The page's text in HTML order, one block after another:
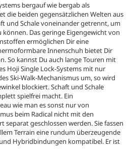
bergauf wie bergab als
die beiden gegensätzlichen Welten aus
und Schale voneinander getrennt, um
Das geringe Eigengewicht von
ermöglichen Dir eine
Innenschuh bietet Dir
So kannst Du auch lange Touren mit
Hoji Single Lock-Systems mit nur
Ski-Walk-Mechanismus um, so wird
blockiert. Schaft und Schale
spielfrei macht. Ein
wie man es sonst nur von
beim Radical nicht mit den
geschlossen werden. Sie fassen
Terrain eine rundum überzeugende
Hybridbindungen kompatibel. Er ist